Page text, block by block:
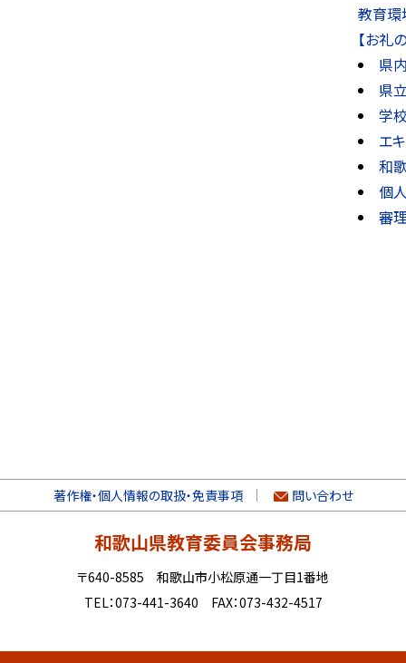
教育環
【お礼
県
県
学
エ
和
個
審
著作権・個人情報の取扱・免責事項 問い合わせ
和歌山県教育委員会事務局
〒640-8585 和歌山市小松原通一丁目1番地
TEL：073-441-3640 FAX：073-432-4517